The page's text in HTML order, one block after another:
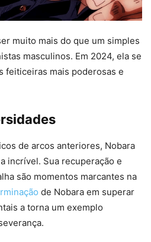
muito mais do que um simples
masculinos. Em 2024, ela se
feiticeiras mais poderosas e
de arcos anteriores, Nobara
incrível. Sua recuperação e
são momentos marcantes na
de Nobara em superar
a torna um exemplo